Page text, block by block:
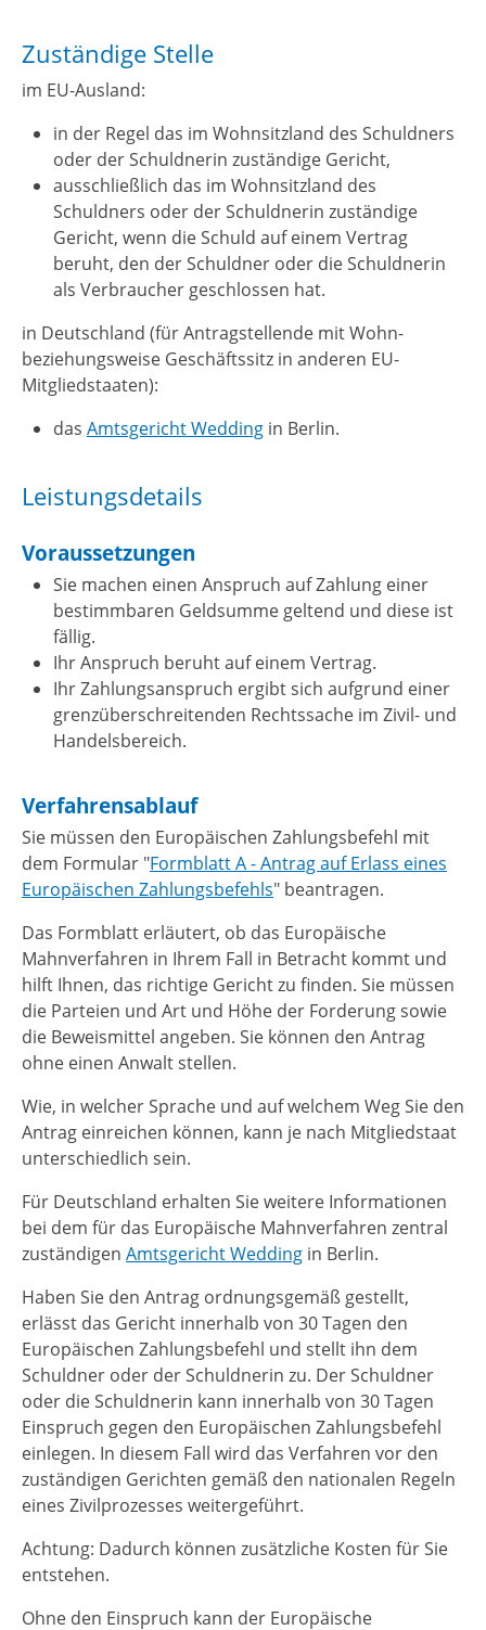
Zuständige Stelle
im EU-Ausland:
in der Regel das im Wohnsitzland des Schuldners
oder der Schuldnerin zuständige Gericht,
ausschließlich das im Wohnsitzland des
Schuldners oder der Schuldnerin zuständige
Gericht, wenn die Schuld auf einem Vertrag
beruht, den der Schuldner oder die Schuldnerin
als Verbraucher geschlossen hat.
in Deutschland (für Antragstellende mit Wohn-
beziehungsweise Geschäftssitz in anderen EU-
Mitgliedstaaten):
das Amtsgericht Weddingin Berlin.
Leistungsdetails
Voraussetzungen
Sie machen einen Anspruch auf Zahlung einer
bestimmbaren Geldsumme geltend und diese ist
fällig.
Ihr Anspruch beruht auf einem Vertrag.
Ihr Zahlungsanspruch ergibt sich aufgrund einer
grenzüberschreitenden Rechtssache im Zivil- und
Handelsbereich.
Verfahrensablauf
Sie müssen den Europäischen Zahlungsbefehl mit
dem Formular "Formblatt A - Antrag auf Erlass eines
Europäischen Zahlungsbefehls" beantragen.
Das Formblatt erläutert, ob das Europäische
Mahnverfahren in Ihrem Fall in Betracht kommt und
hilft Ihnen, das richtige Gericht zu finden. Sie müssen
die Parteien und Art und Höhe der Forderung sowie
die Beweismittel angeben. Sie können den Antrag
ohne einen Anwalt stellen.
Wie, in welcher Sprache und auf welchem Weg Sie den
Antrag einreichen können, kann je nach Mitgliedstaat
unterschiedlich sein.
Für Deutschland erhalten Sie weitere Informationen
bei dem für das Europäische Mahnverfahren zentral
zuständigen Amtsgericht Wedding in Berlin.
Haben Sie den Antrag ordnungsgemäß gestellt,
erlässt das Gericht innerhalb von 30 Tagen den
Europäischen Zahlungsbefehl und stellt ihn dem
Schuldner oder der Schuldnerin zu. Der Schuldner
oder die Schuldnerin kann innerhalb von 30 Tagen
Einspruch gegen den Europäischen Zahlungsbefehl
einlegen. In diesem Fall wird das Verfahren vor den
zuständigen Gerichten gemäß den nationalen Regeln
eines Zivilprozesses weitergeführt.
Achtung: Dadurch können zusätzliche Kosten für Sie
entstehen.
Ohne den Einspruch kann der Europäische